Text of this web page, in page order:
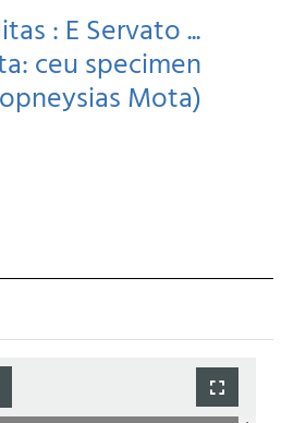
: E Servato ...
ceu specimen
Mota)